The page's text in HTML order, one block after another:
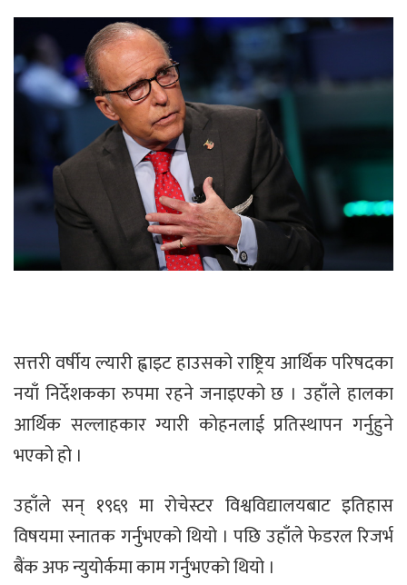
सत्तरी वर्षीय ल्यारी ह्वाइट हाउसको राष्ट्रिय आर्थिक परिषदका
नयाँ निर्देशकका रुपमा रहने जनाइएको छ । उहाँले हालका
आर्थिक सल्लाहकार ग्यारी कोहनलाई प्रतिस्थापन गर्नुहुने
भएको हो ।
उहाँले सन् १९६९ मा रोचेस्टर विश्वविद्यालयबाट इतिहास
विषयमा स्नातक गर्नुभएको थियो । पछि उहाँले फेडरल रिजर्भ
बैंक अफ न्युयोर्कमा काम गर्नुभएको थियो ।